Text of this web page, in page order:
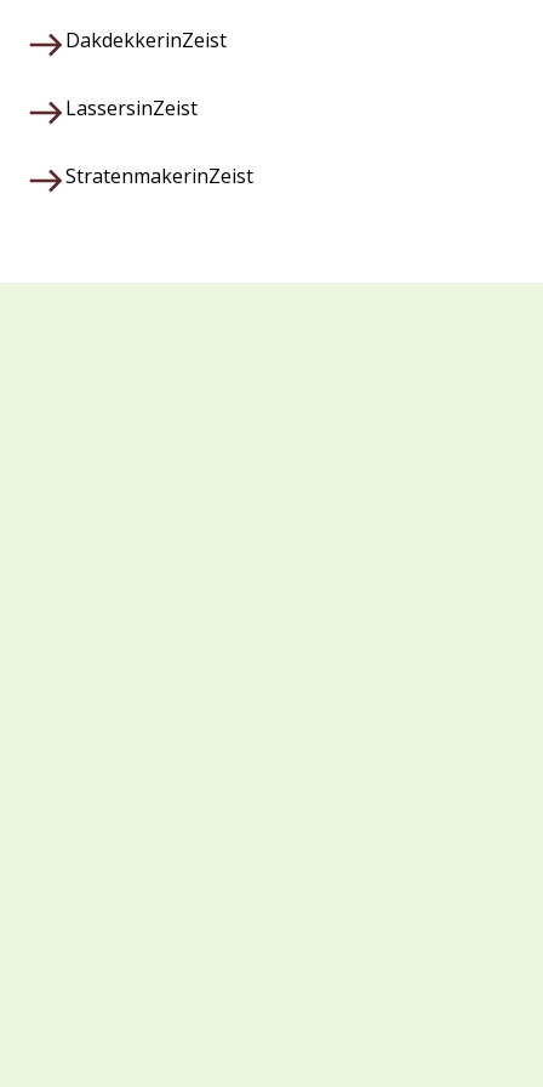
DakdekkerinZeist
LassersinZeist
StratenmakerinZeist